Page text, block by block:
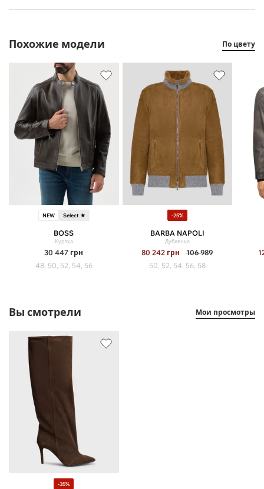
Похожие модели По цвету
NEW Select ★
BOSS
Куртка
30 447 грн
48, 50, 52, 54, 56
-25%
BARBA NAPOLI
Дубленка
80 242 грн
106 989
50, 52, 54, 56, 58
Вы смотрели Мои просмотры
-35%